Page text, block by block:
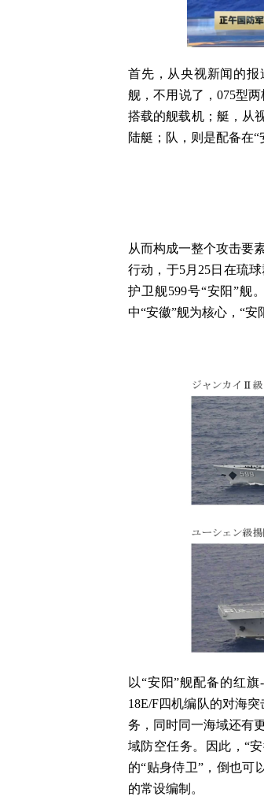
首先，从央视新闻的报
舰，不用说了，075型
搭载的舰载机；艇，从
陆艇；队，则是配备在“
从而构成一整个攻击要
行动，于5月25日在琉
护卫舰599号“安阳”舰
中“安徽”舰为核心，“安
以“安阳”舰配备的红
18E/F四机编队的对海
务，同时同一海域还有
域防空任务。因此，“
的“贴身侍卫”，倒也可
的常设编制。